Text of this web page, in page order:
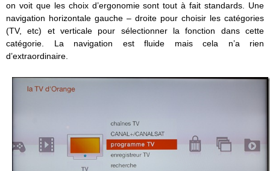
on voit que les choix d’ergonomie sont tout à fait standards. Une
navigation horizontale gauche – droite pour choisir les catégories
(TV, etc) et verticale pour sélectionner la fonction dans cette
catégorie. La navigation est fluide mais cela n’a rien
d’extraordinaire.